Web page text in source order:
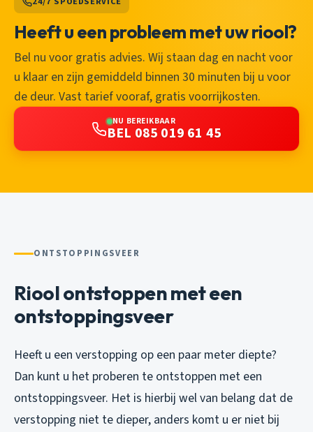
Heeft u een probleem met uw riool?
Bel nu voor gratis advies. Wij staan dag en nacht voor
u klaar en zijn gemiddeld binnen 30 minuten bij u voor
de deur. Vast tarief vooraf, gratis voorrijkosten.
NU BEREIKBAAR
BEL 085 019 61 45
ONTSTOPPINGSVEER
Riool ontstoppen met een
ontstoppingsveer
Heeft u een verstopping op een paar meter diepte?
Dan kunt u het proberen te ontstoppen met een
ontstoppingsveer. Het is hierbij wel van belang dat de
verstopping niet te dieper, anders komt u er niet bij